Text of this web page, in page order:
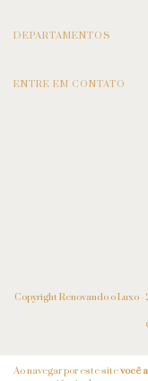
Ao navegar por este sitevocê
DEPARTAMENTOS
ENTRE EM CONTATO
Copyright Renovando o Luxo